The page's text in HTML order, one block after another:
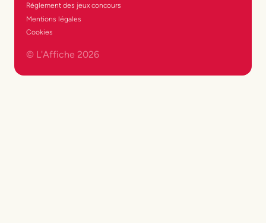
Réglement des jeux concours
Mentions légales
Cookies
© L'Affiche 2026